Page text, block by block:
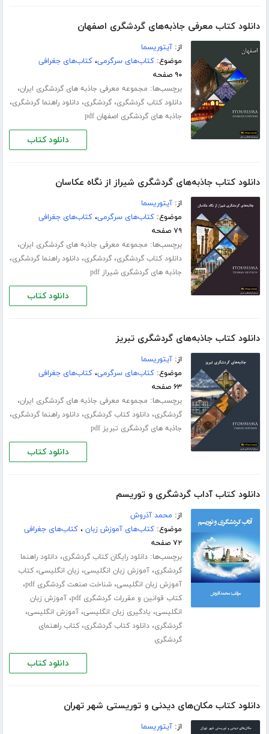
دانلود کتاب معرفی جاذبه‌های گردشگری اصفهان
از:آیتوریسما
موضوع:کتاب‌های سرگرمی،کتاب‌های جغرافی
۹۰ صفحه
برچسب‌ها: مجموعه معرفی جاذبه های گردشگری ایران،
دانلود کتاب گردشگری،گردشگری،دانلود راهنما گردشگری،
جاذبه های گردشگری اصفهان pdf
دانلود کتاب
دانلود کتاب جاذبه‌های گردشگری شیراز از نگاه عکاسان
از:آیتوریسما
موضوع:کتاب‌های سرگرمی،کتاب‌های جغرافی
۷۹ صفحه
برچسب‌ها: مجموعه معرفی جاذبه های گردشگری ایران،
دانلود کتاب گردشگری،گردشگری،دانلود راهنما گردشگری،
جاذبه های گردشگری شیراز pdf
دانلود کتاب
دانلود کتاب جاذبه‌های گردشگری تبریز
از:آیتوریسما
موضوع:کتاب‌های سرگرمی،کتاب‌های جغرافی
۶۳ صفحه
برچسب‌ها: مجموعه معرفی جاذبه های گردشگری ایران،
گردشگری،دانلود کتاب گردشگری،دانلود راهنما گردشگری،
جاذبه های گردشگری تبریز pdf
دانلود کتاب
دانلود کتاب آداب گردشگری و توریسم
از: محمد آذروش
موضوع:کتاب‌های آموزش زبان ،کتاب‌های جغرافی
۷۲ صفحه
برچسب‌ها:دانلود رایگان کتاب گردشگری،دانلود راهنما
گردشگری،آموزش زبان انگلیسی، زبان انگلیسی،کتاب
آموزش زبان انگلیسی،شناخت صنعت گردشگری pdf ،
کتاب قوانین و مقررات گردشگری pdf ،آموزش زبان
انگلیسی، یادگیری زبان انگلیسی،آموزش انگلیسی،
گردشگری،دانلود کتاب گردشگری،کتاب راهنمای
گردشگری
دانلود کتاب
دانلود کتاب مکان‌های دیدنی و توریستی شهر تهران
از:آیتوریسما